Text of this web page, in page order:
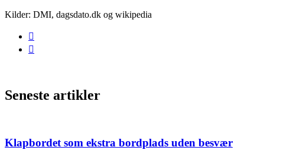
Kilder: DMI, dagsdato.dk og wikipedia
Seneste artikler
Klapbordet som ekstra bordplads uden besvær